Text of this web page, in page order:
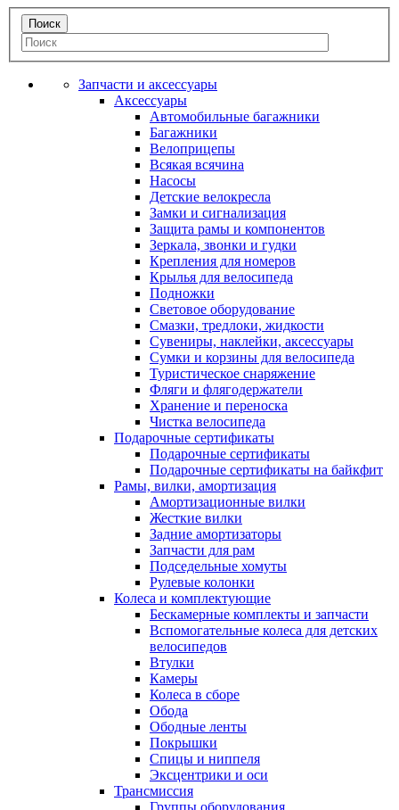
Запчасти и аксессуары
Аксессуары
Автомобильные багажники
Багажники
Велоприцепы
Всякая всячина
Насосы
Детские велокресла
Замки и сигнализация
Защита рамы и компонентов
Зеркала, звонки и гудки
Крепления для номеров
Крылья для велосипеда
Подножки
Световое оборудование
Смазки, тредлоки, жидкости
Сувениры, наклейки, аксессуары
Сумки и корзины для велосипеда
Туристическое снаряжение
Фляги и флягодержатели
Хранение и переноска
Чистка велосипеда
Подарочные сертификаты
Подарочные сертификаты
Подарочные сертификаты на байкфит
Рамы, вилки, амортизация
Амортизационные вилки
Жесткие вилки
Задние амортизаторы
Запчасти для рам
Подседельные хомуты
Рулевые колонки
Колеса и комплектующие
Бескамерные комплекты и запчасти
Вспомогательные колеса для детских
велосипедов
Втулки
Камеры
Колеса в сборе
Обода
Ободные ленты
Покрышки
Спицы и ниппеля
Эксцентрики и оси
Трансмиссия
Группы оборудования